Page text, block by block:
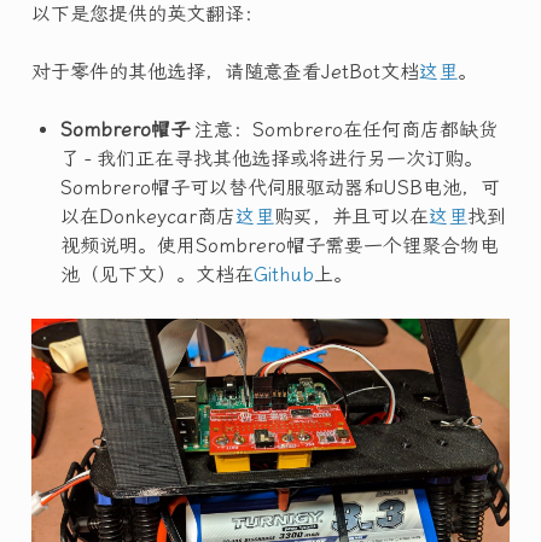
以下是您提供的英文翻译：
对于零件的其他选择，请随意查看JetBot文档这里。
Sombrero帽子注意：Sombrero在任何商店都缺货
了 - 我们正在寻找其他选择或将进行另一次订购。
Sombrero帽子可以替代伺服驱动器和USB电池，可
以在Donkeycar商店这里购买，并且可以在这里找到
视频说明。使用Sombrero帽子需要一个锂聚合物电
池（见下文）。文档在Github上。